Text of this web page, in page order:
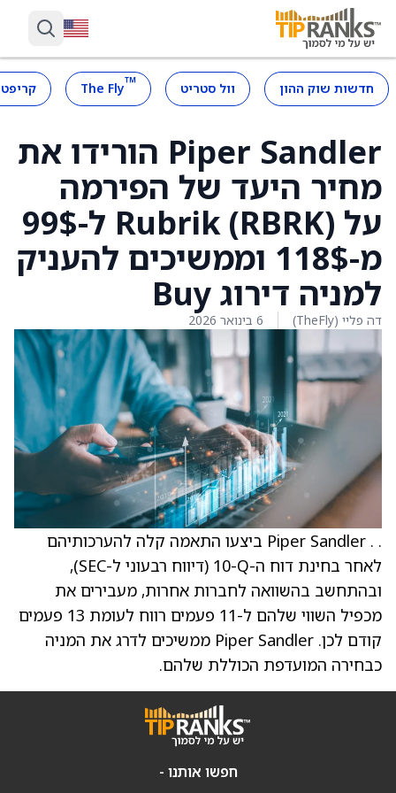
חדשות שוק ההון וול סטריט ™
The Fly
Piper Sandler הורידו את
מחיר היעד של הפירמה
על Rubrik ‎(RBRK) ל-99$
מ-118$ וממשיכים להעניק
למניה דירוג Buy
דה פליי (TheFly) 6 בינואר 2026
. . Piper Sandler ביצעו התאמה קלה להערכותיהם
לאחר בחינת דוח ה-‎10-Q‎ (דיווח רבעוני ל-SEC),
ובהתחשב בהשוואה לחברות אחרות, מעבירים את
מכפיל השווי שלהם ל-11 פעמים רווח לעומת 13 פעמים
קודם לכן. Piper Sandler ממשיכים לדרג את המניה
כבחירה המועדפת הכוללת שלהם.
חפשו אותנו -